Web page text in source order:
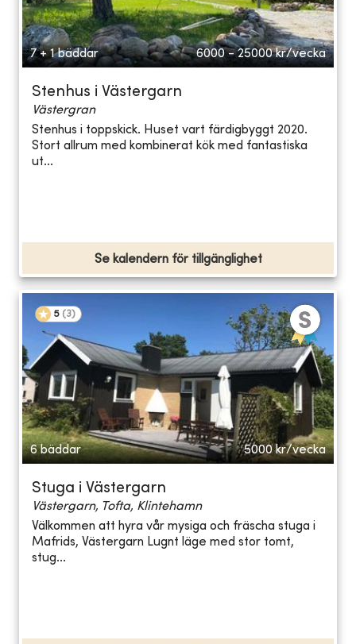
7 + 1 bäddar 6000 - 25000 kr/vecka
Stenhus i Västergarn
Västergran
Stenhus i toppskick. Huset vart färdigbyggt 2020.
Stort allrum med kombinerat kök med fantastiska
ut...
Se kalendern för tillgänglighet
5 (3)
6 bäddar 5000 kr/vecka
Stuga i Västergarn
Västergarn, Tofta, Klintehamn
Välkommen att hyra vår mysiga och fräscha stuga i
Mafrids, Västergarn Lugnt läge med stor tomt,
stug...